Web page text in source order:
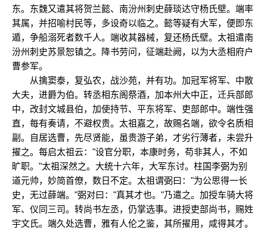
东。东魏又遣其将贺兰懿、南汾州刺史薛琰达守杨氏壁。端率
其属，并招喻村民等，多设奇以临之。懿等疑有大军，便即东
遁，争船溺死者数千人。端收其器械，复还杨氏壁。太祖遣南
汾州刺史苏景恕镇之。降书劳问，征端赴阙，以为大丞相府户
曹参军。
从擒窦泰，复弘农，战沙苑，并有功。加冠军将军、中散
大夫，进爵为伯。转丞相东阁祭酒，加本州大中正，迁兵部郎
中，改封文城县伯，加使持节、平东将军、吏部郎中。端性强
直，每有奏请，不避权贵。太祖嘉之，故赐名端，欲令名质相
副。自居选曹，先尽贤能，虽贵游子弟，才劣行薄者，未尝升
擢之。每启太祖云："设官分职，本康时务，苟非其人，不如
旷职。"太祖深然之。大统十六年，大军东讨。柱国李弼为别
道元帅，妙简首僚，数日不定。太祖谓弼曰："为公思得一长
史，无过薛端。"弼对曰："真其才也。"乃遣之。加授车骑大将
军、仪同三司。转尚书左丞，仍掌选事。进授吏部尚书，赐姓
宇文氏。端久处选曹，雅有人伦之鉴，其所擢用，咸得其才。